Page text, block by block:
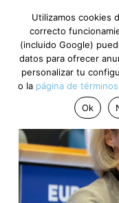
Utilizamos cookies
correcto
(incluido Google)
datos para ofrecer
personalizar tu
o la página de
Ok